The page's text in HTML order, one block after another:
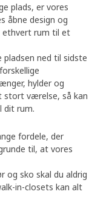
plads, er vores
åbne design og
ethvert rum til et
ned til sidste
hylder og
stort værelse, så kan
dit rum.
fordele, der
til, at vores
og sko skal du aldrig
in-closets kan alt